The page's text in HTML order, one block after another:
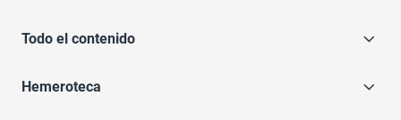
Todo el contenido
Hemeroteca